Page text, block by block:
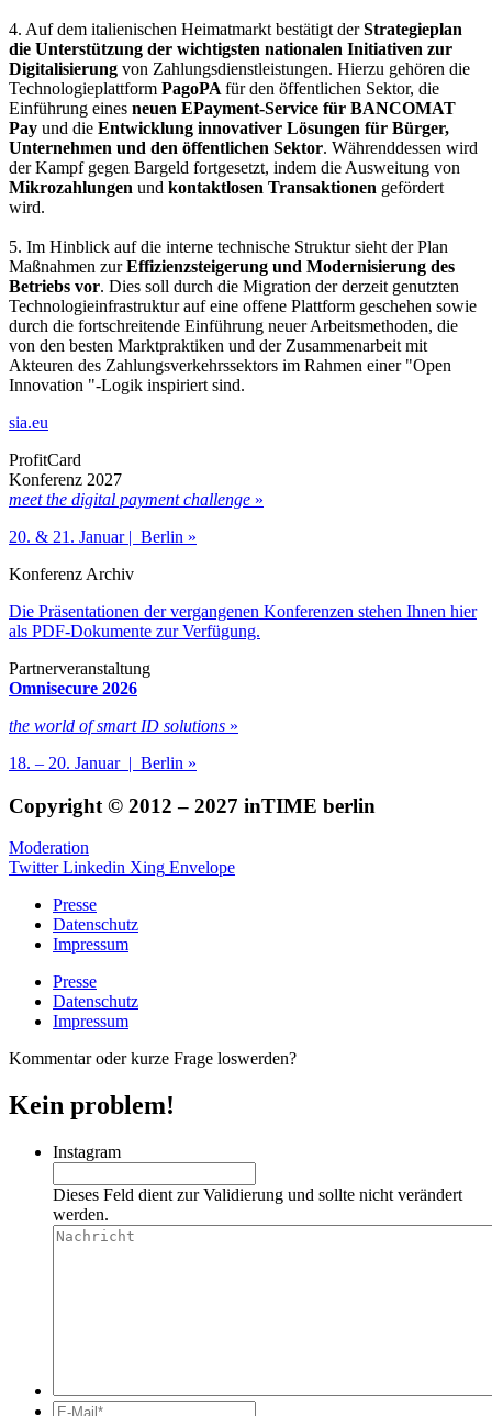
4. Auf dem italienischen Heimatmarkt bestätigt derStrategieplan
die Unterstützung der wichtigsten nationalen Initiativen zur
Digitalisierung von Zahlungsdienstleistungen. Hierzu gehören die
Technologieplattform PagoPA für den öffentlichen Sektor, die
Einführung eines neuen EPayment-Service für BANCOMAT
Pay und die Entwicklung innovativer Lösungen für Bürger,
Unternehmen und den öffentlichen Sektor. Währenddessen wird
der Kampf gegen Bargeld fortgesetzt, indem die Ausweitung von
Mikrozahlungen und kontaktlosen Transaktionen gefördert
wird.
5. Im Hinblick auf die interne technische Struktur sieht der Plan
Maßnahmen zurEffizienzsteigerung und Modernisierung des
Betriebs vor. Dies soll durch die Migration der derzeit genutzten
Technologieinfrastruktur auf eine offene Plattform geschehen sowie
durch die fortschreitende Einführung neuer Arbeitsmethoden, die
von den besten Marktpraktiken und der Zusammenarbeit mit
Akteuren des Zahlungsverkehrssektors im Rahmen einer "Open
Innovation "-Logik inspiriert sind.
sia.eu
ProfitCard
Konferenz 2027
meet the digital payment challenge »
20. & 21. Januar | Berlin »
Konferenz Archiv
Die Präsentationen der vergangenen Konferenzen stehen Ihnen hier
als PDF-Dokumente zur Verfügung.
Partnerveranstaltung
Omnisecure 2026
the world of smart ID solutions »
18. – 20. Januar | Berlin »
Copyright © 2012 – 2027 inTIME berlin
Moderation
Twitter Linkedin Xing Envelope
Presse
Datenschutz
Impressum
Presse
Datenschutz
Impressum
Kommentar oder kurze Frage loswerden?
Kein problem!
Instagram
Dieses Feld dient zur Validierung und sollte nicht verändert
werden.
Nachricht
E-